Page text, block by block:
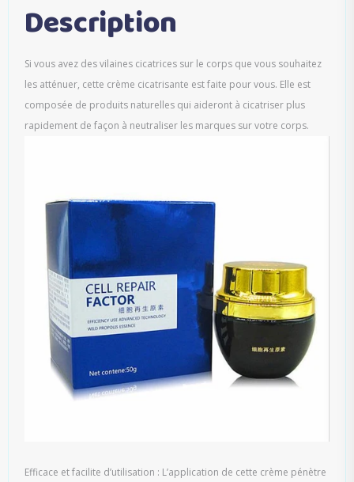
Description
Si vous avez des vilaines cicatrices sur le corps que vous souhaitez
les atténuer, cette crème cicatrisante est faite pour vous. Elle est
composée de produits naturelles qui aideront à cicatriser plus
rapidement de façon à neutraliser les marques sur votre corps.
Efficace et facilite d’utilisation : L’application de cette crème pénètre